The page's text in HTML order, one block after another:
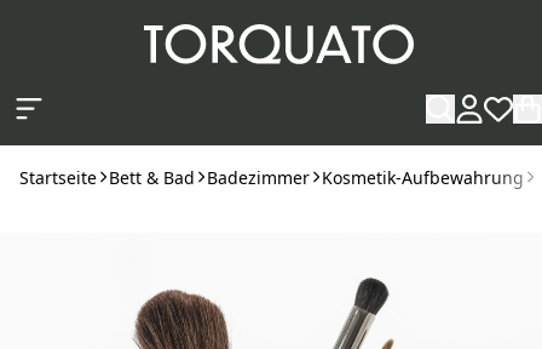
Startseite Bett & Bad Badezimmer Kosmetik-Aufbewahrung